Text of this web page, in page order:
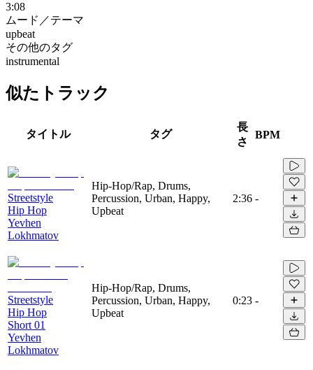
3:08
ムード／テーマ
upbeat
その他のタグ
instrumental
似たトラック
タイトル タグ
長
さ
BPM
Streetstyle
Hip Hop
Yevhen
Lokhmatov
Hip-Hop/Rap, Drums,
Percussion, Urban, Happy,
Upbeat
2:36 -
Streetstyle
Hip Hop
Short 01
Yevhen
Lokhmatov
Hip-Hop/Rap, Drums,
Percussion, Urban, Happy,
Upbeat
0:23 -